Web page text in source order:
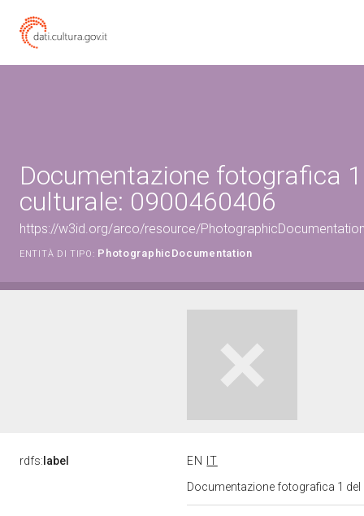
Documentazione fotografica
culturale: 0900460406
https://w3id.org/arco/resource/
ENTITÀ DI TIPO: PhotographicDocumentation
rdfs: label EN
IT
Documentazione fotografica 1